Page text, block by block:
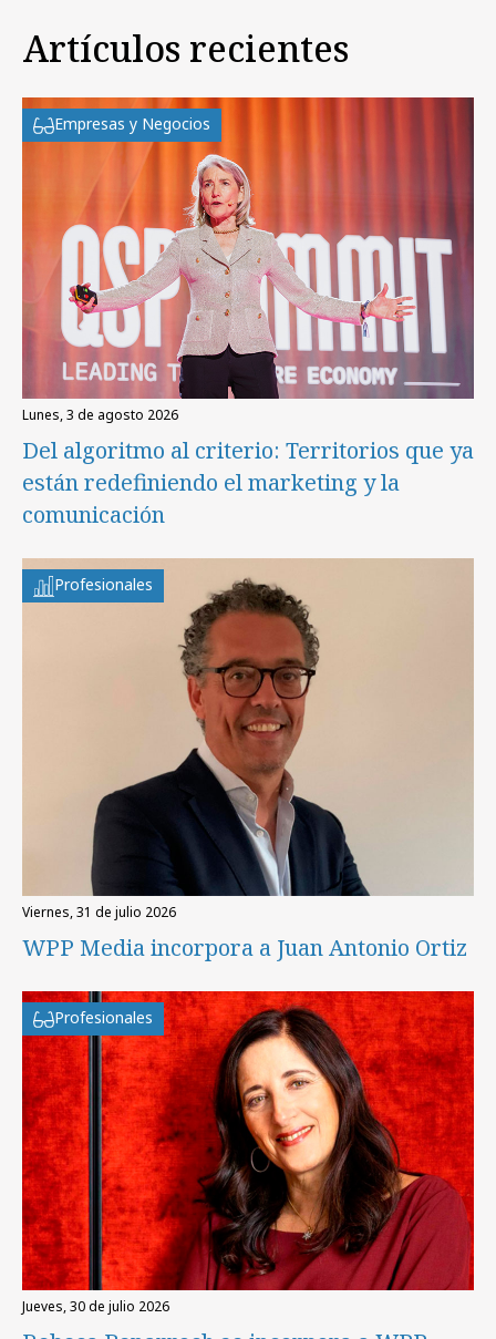
Artículos recientes
Empresas y Negocios
lunes, 3 de agosto 2026
Del algoritmo al criterio: Territorios que ya
están redefiniendo el marketing y la
comunicación
Profesionales
viernes, 31 de julio 2026
WPP Media incorpora a Juan Antonio Ortiz
Profesionales
jueves, 30 de julio 2026